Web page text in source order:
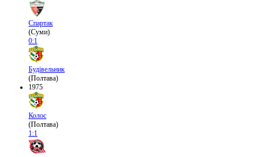
Спартак
(Суми)
0:1
Будівельник
(Полтава)
1975
Колос
(Полтава)
1:1